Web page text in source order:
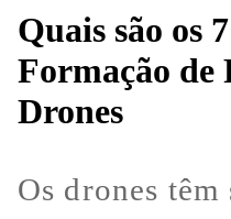
Quais são os
Formação de
Drones
Os drones têm